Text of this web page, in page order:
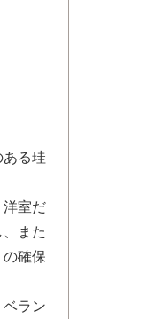
る珪
室だ
また
確保
ラン